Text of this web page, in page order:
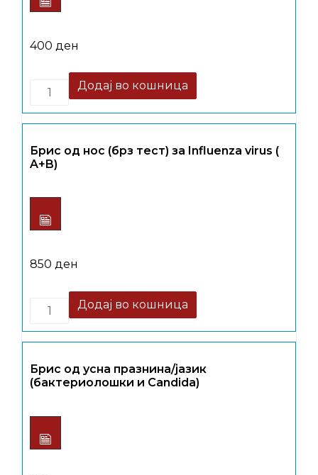
400 ден
Quantity
Додај во кошница
Брис од нос (брз тест) за Influenza virus (
A+B)
850 ден
Quantity
Додај во кошница
Брис од усна празнина/јазик
(бактериолошки и Candida)